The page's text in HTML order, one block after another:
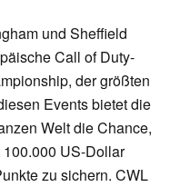
und Sheffield
Call of Duty-
der größten
Events bietet die
Welt die Chance,
US-Dollar
zu sichern. CWL